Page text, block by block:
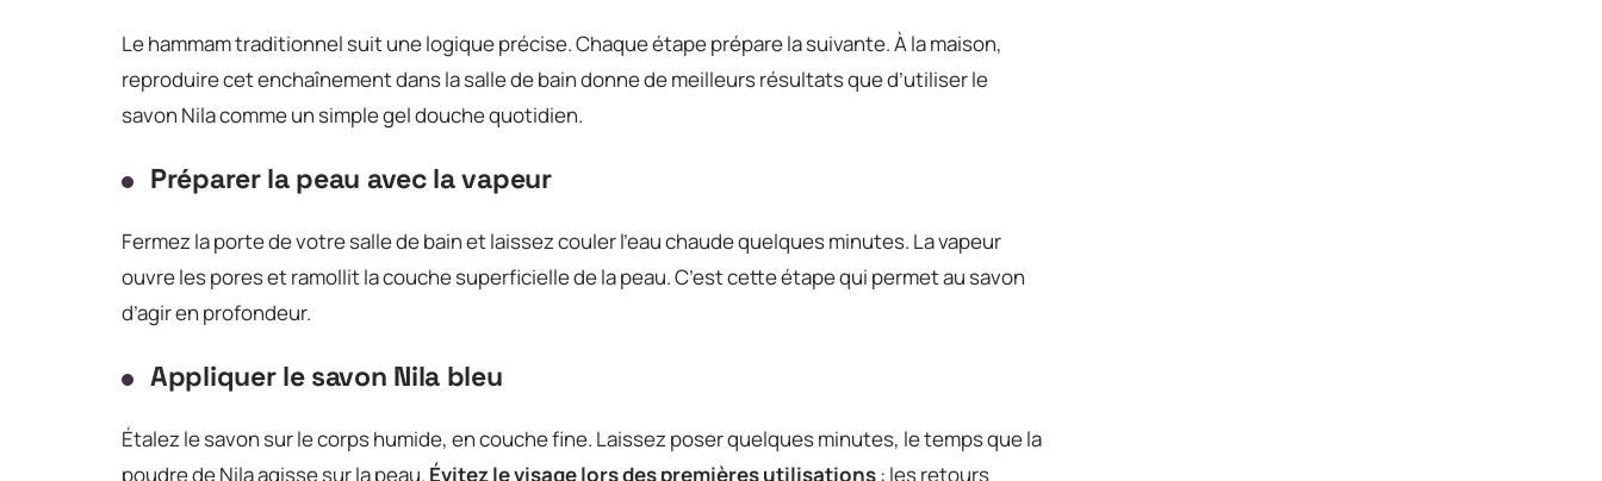
Le hammam traditionnel suit une logique précise. Chaque étape prépare la suivante. À la maison,
reproduire cet enchaînement dans la salle de bain donne de meilleurs résultats que d’utiliser le
savon Nila comme un simple gel douche quotidien.
Préparer la peau avec la vapeur
Fermez la porte de votre salle de bain et laissez couler l’eau chaude quelques minutes. La vapeur
ouvre les pores et ramollit la couche superficielle de la peau. C’est cette étape qui permet au savon
d’agir en profondeur.
Appliquer le savon Nila bleu
Étalez le savon sur le corps humide, en couche fine. Laissez poser quelques minutes, le temps que la
poudre de Nila agisse sur la peau. Évitez le visage lors des premières utilisations: les retours